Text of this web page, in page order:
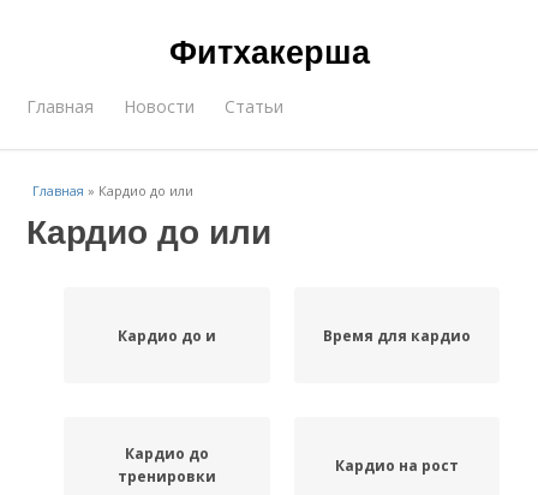
Фитхакерша
Главная Новости Статьи
Главная » Кардио до или
Кардио до или
Кардио до и Время для кардио
Кардио до
тренировки
Кардио на рост